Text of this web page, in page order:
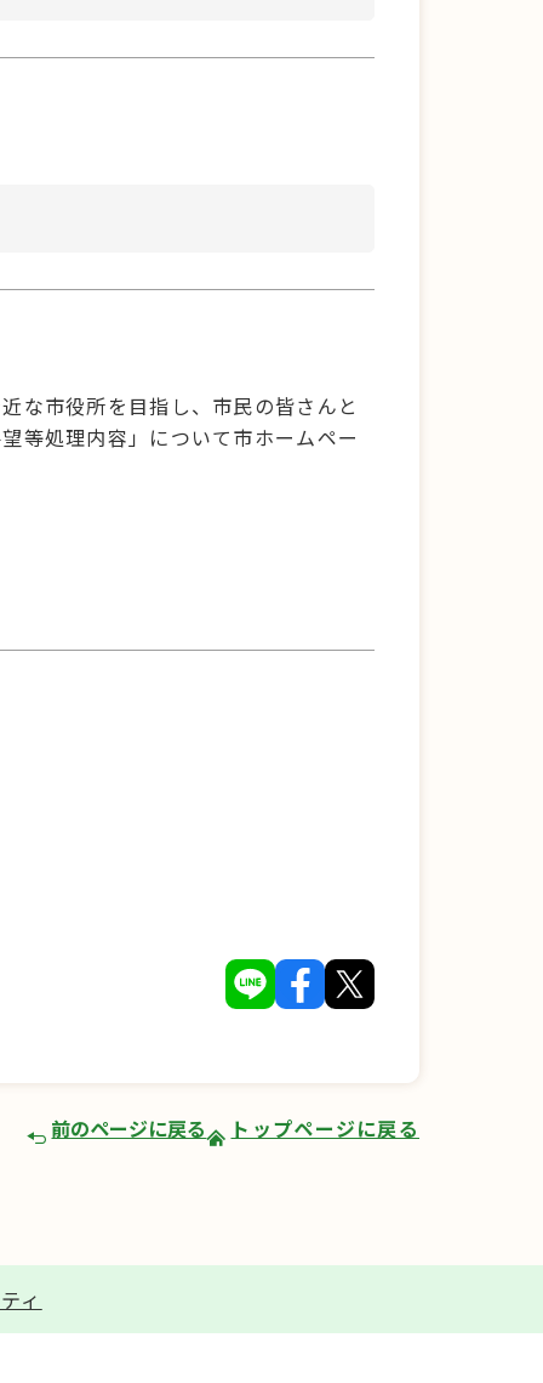
な市役所を目指し、市民の皆さんと
等処理内容」について市ホームペー
前のページに戻る トップページに戻る
ィ